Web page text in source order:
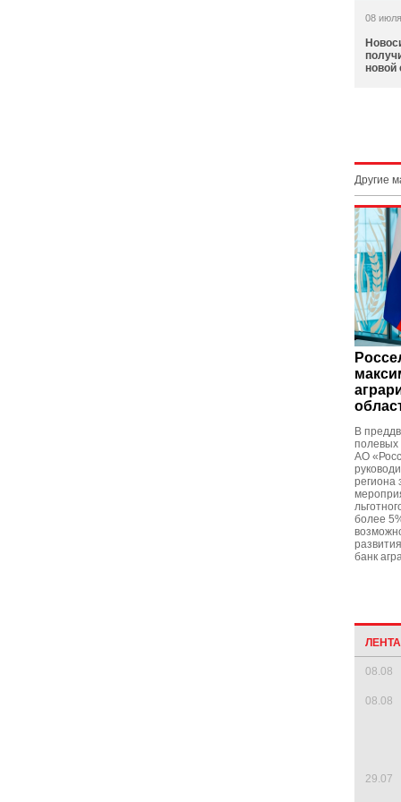
08
новой
Другие
В
полевых
АО
региона
более
банк
08.08
08.08
29.07